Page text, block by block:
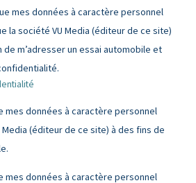
mes données à caractère personnel
la société VU Media (éditeur de ce site)
m’adresser un essai automobile et
mes données à caractère personnel
(éditeur de ce site) à des fins de
mes données à caractère personnel